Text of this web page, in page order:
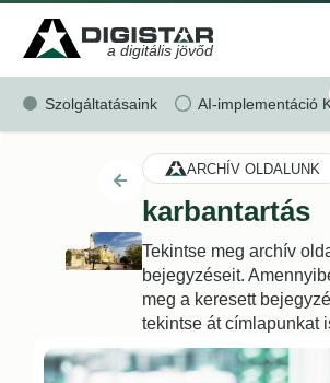
a digitális jövőd
Szolgáltatásaink AI-implementáció
ARCHÍV OLDALUNK
karbantartás
Tekintse meg archív
bejegyzéseit.
meg a keresett
tekintse át címlapunkat